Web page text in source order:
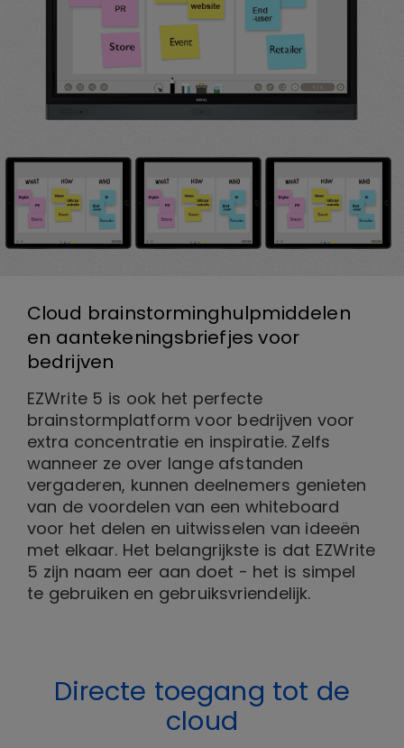
Cloud brainstorminghulpmiddelen
en aantekeningsbriefjes voor
bedrijven
EZWrite 5 is ook het perfecte
brainstormplatform voor bedrijven voor
extra concentratie en inspiratie. Zelfs
wanneer ze over lange afstanden
vergaderen, kunnen deelnemers genieten
van de voordelen van een whiteboard
voor het delen en uitwisselen van ideeën
met elkaar. Het belangrijkste is dat EZWrite
5 zijn naam eer aan doet - het is simpel
te gebruiken en gebruiksvriendelijk.
Directe toegang tot de
cloud